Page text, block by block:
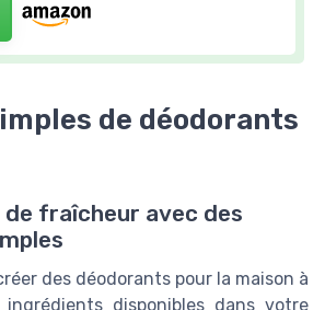
de déodorants
de fraîcheur avec des
des déodorants pour la maison à
disponibles dans votre